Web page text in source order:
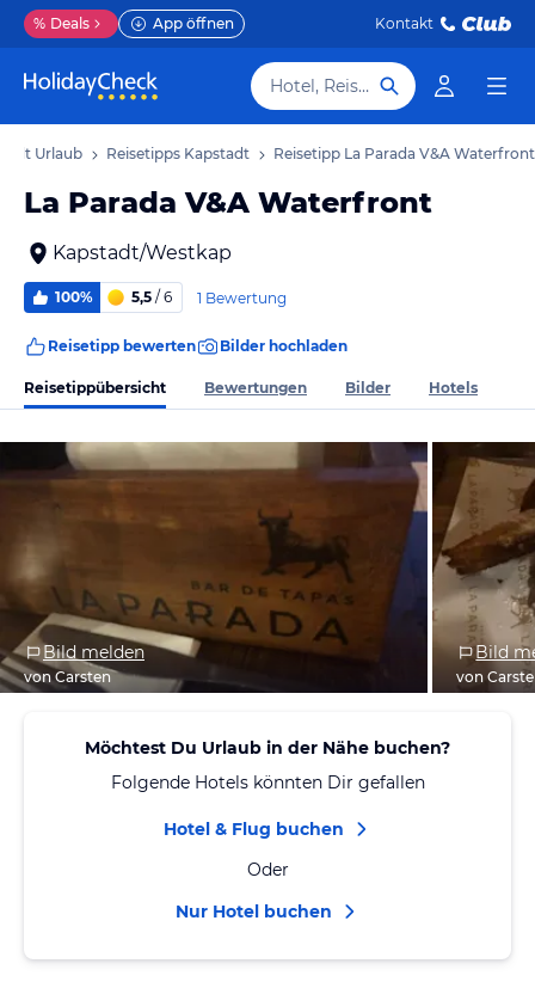
% Deals App öffnen Kontakt
Hotel, Reiseziel
Urlaub Reisetipps Kapstadt Reisetipp La Parada V&A Waterfront
La Parada V&A Waterfront
Kapstadt/Westkap
100% 5,5 / 6 1 Bewertung
Reisetipp bewerten Bilder hochladen
Reisetippübersicht Bewertungen Bilder Hotels
Bild melden
von Carsten
Bild
von
Möchtest Du Urlaub in der Nähe buchen?
Folgende Hotels könnten Dir gefallen
Hotel & Flug buchen
Oder
Nur Hotel buchen